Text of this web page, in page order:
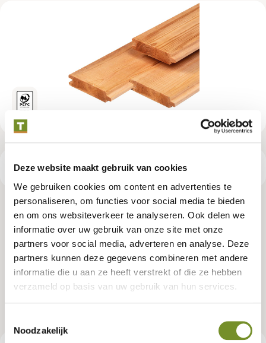
Deze website maakt gebruik van cookies
We gebruiken cookies om content en advertenties te
personaliseren, om functies voor social media te bieden
en om ons websiteverkeer te analyseren. Ook delen we
informatie over uw gebruik van onze site met onze
partners voor social media, adverteren en analyse. Deze
partners kunnen deze gegevens combineren met andere
informatie die u aan ze heeft verstrekt of die ze hebben
verzameld op basis van uw gebruik van hun services.
Noodzakelijk
Productspecificaties
Red Class Wood ME vuren
blokhutprofiel 2,8 x 14,5 x 200
cm, gedroogd, geïmpregneerd,
geschaafd, 4 ronde hoeken